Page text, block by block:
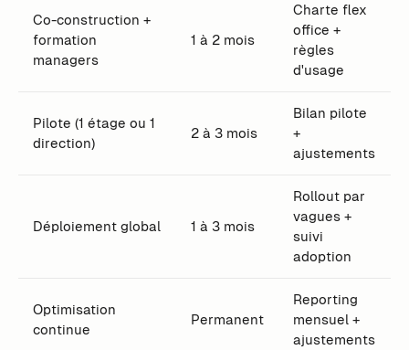
Co-construction +
formation
managers
1 à 2 mois
Charte flex
office +
règles
d'usage
Pilote (1 étage ou 1
direction)
2 à 3 mois
Bilan pilote
+
ajustements
Déploiement global 1 à 3 mois
Rollout par
vagues +
suivi
adoption
Optimisation
continue
Permanent
Reporting
mensuel +
ajustements